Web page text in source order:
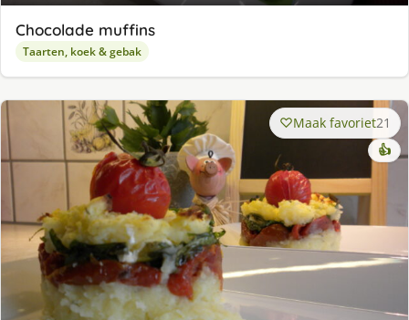
Chocolade muffins
Taarten, koek & gebak
Maak favoriet21
👍